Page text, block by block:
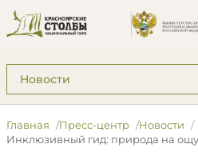
Подразделы: Пресс-центр
Главная Пресс-центр
Новости
Инклюзивный гид: природа на